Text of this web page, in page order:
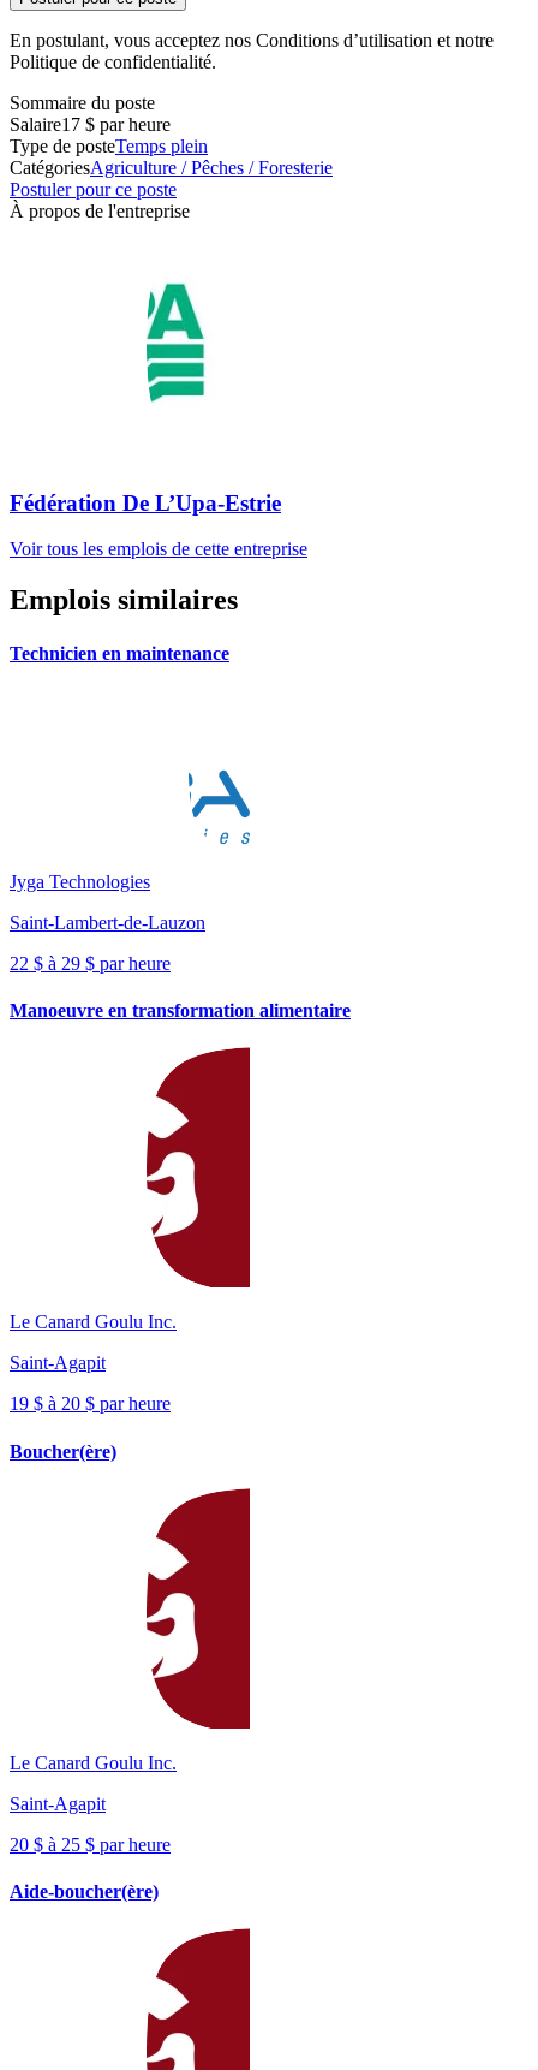
En postulant, vous acceptez nos Conditions d’utilisation et notre
Politique de confidentialité.
Sommaire du poste
Salaire17 $ par heure
Type de posteTemps plein
CatégoriesAgriculture / Pêches / Foresterie
Postuler pour ce poste
À propos de l'entreprise
Fédération De L’Upa-Estrie
Voir tous les emplois de cette entreprise
Emplois similaires
Technicien en maintenance
Jyga Technologies
Saint-Lambert-de-Lauzon
22 $ à 29 $ par heure
Manoeuvre en transformation alimentaire
Le Canard Goulu Inc.
Saint-Agapit
19 $ à 20 $ par heure
Boucher(ère)
Le Canard Goulu Inc.
Saint-Agapit
20 $ à 25 $ par heure
Aide-boucher(ère)